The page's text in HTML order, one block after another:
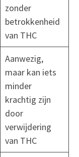
zonder
betrokkenheid
van THC
Aanwezig,
maar kan iets
minder
krachtig zijn
door
verwijdering
van THC